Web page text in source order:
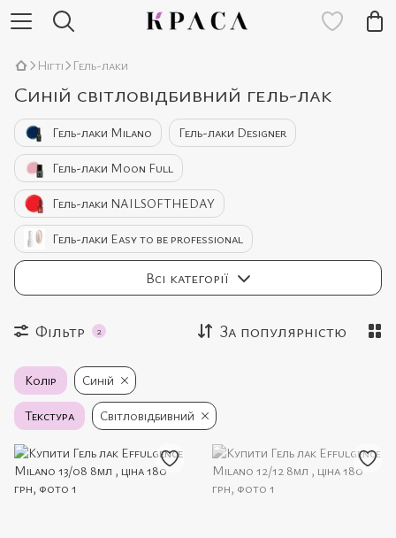
Нігті Гель-лаки
Синій світловідбивний гель-лак
Гель-лаки Milano Гель-лаки Designer
Гель-лаки Moon Full
Гель-лаки NAILSOFTHEDAY
Гель-лаки Easy to be professional
Всі категорії
Фільтр 2 За популярністю
Колір Синій
Текстура Світловідбивний